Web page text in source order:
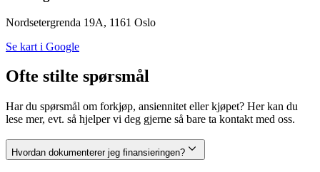
Nordsetergrenda 19A, 1161 Oslo
Se kart i Google
Ofte stilte spørsmål
Har du spørsmål om forkjøp, ansiennitet eller kjøpet? Her kan du
lese mer, evt. så hjelper vi deg gjerne så bare ta kontakt med oss.
Hvordan dokumenterer jeg finansieringen?